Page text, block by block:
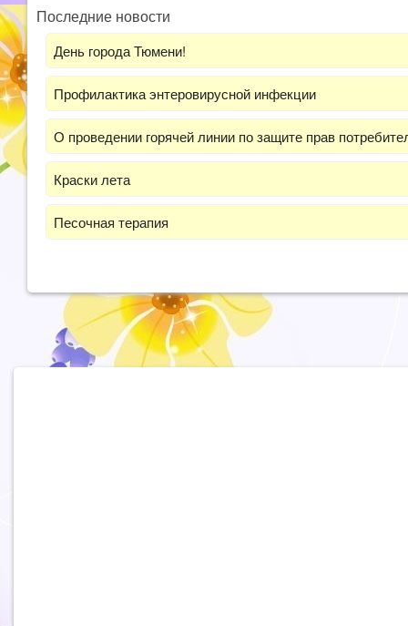
Последние новости
День города Тюмени!
Профилактика энтеровирусной инфекции
О проведении горячей линии по защите прав
Краски лета
Песочная терапия